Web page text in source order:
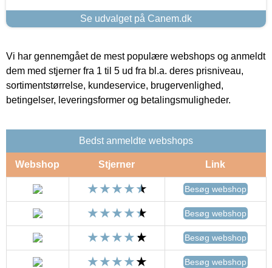
Se udvalget på Canem.dk
Vi har gennemgået de mest populære webshops og anmeldt
dem med stjerner fra 1 til 5 ud fra bl.a. deres prisniveau,
sortimentstørrelse, kundeservice, brugervenlighed,
betingelser, leveringsformer og betalingsmuligheder.
Bedst anmeldte webshops
Webshop Stjerner Link
Besøg webshop
Besøg webshop
Besøg webshop
Besøg webshop